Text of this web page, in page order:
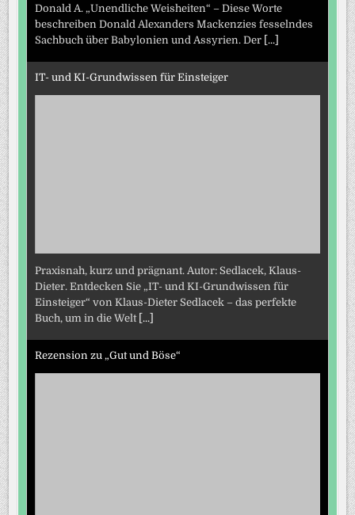
Donald A. „Unendliche Weisheiten“ – Diese Worte
beschreiben Donald Alexanders Mackenzies fesselndes
Sachbuch über Babylonien und Assyrien. Der [...]
IT- und KI-Grundwissen für Einsteiger
Praxisnah, kurz und prägnant. Autor: Sedlacek, Klaus-
Dieter. Entdecken Sie „IT- und KI-Grundwissen für
Einsteiger“ von Klaus-Dieter Sedlacek – das perfekte
Buch, um in die Welt [...]
Rezension zu „Gut und Böse“